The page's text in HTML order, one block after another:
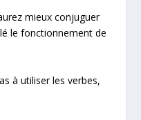
mieux conjuguer
le fonctionnement de
à utiliser les verbes,